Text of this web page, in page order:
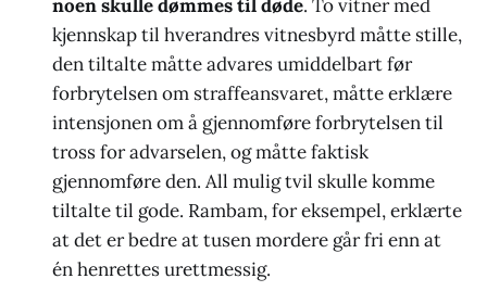
noen skulle dømmes til døde. To vitner med
kjennskap til hverandres vitnesbyrd måtte stille,
den tiltalte måtte advares umiddelbart før
forbrytelsen om straffeansvaret, måtte erklære
intensjonen om å gjennomføre forbrytelsen til
tross for advarselen, og måtte faktisk
gjennomføre den. All mulig tvil skulle komme
tiltalte til gode. Rambam, for eksempel, erklærte
at det er bedre at tusen mordere går fri enn at
én henrettes urettmessig.